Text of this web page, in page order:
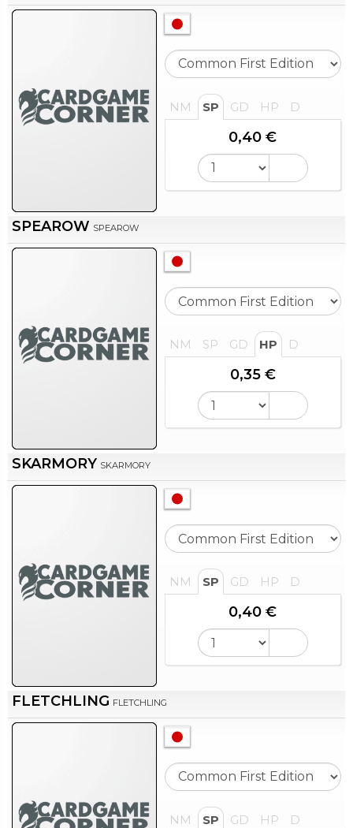
NM SP GD HP D
0,40 €
SPEAROW SPEAROW
NM SP GD HP D
0,35 €
SKARMORY SKARMORY
NM SP GD HP D
0,40 €
FLETCHLING FLETCHLING
NM SP GD HP D